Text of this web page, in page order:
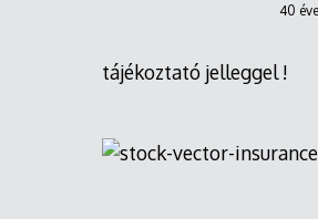
40
tájékoztató jelleggel !